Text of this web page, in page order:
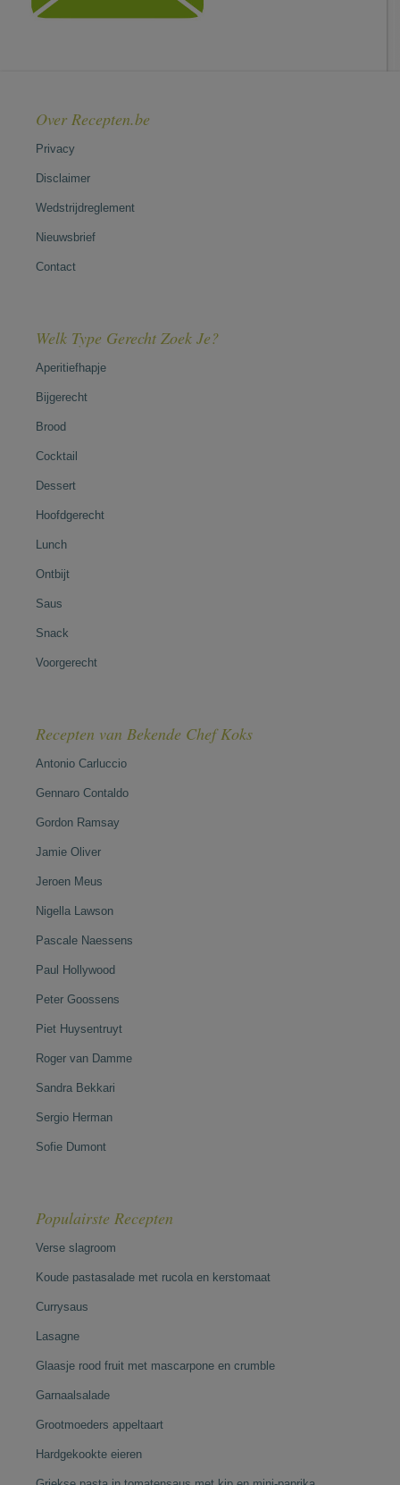
Over Recepten.be
Privacy
Disclaimer
Wedstrijdreglement
Nieuwsbrief
Contact
Welk Type Gerecht Zoek Je?
Aperitiefhapje
Bijgerecht
Brood
Cocktail
Dessert
Hoofdgerecht
Lunch
Ontbijt
Saus
Snack
Voorgerecht
Recepten van Bekende Chef Koks
Antonio Carluccio
Gennaro Contaldo
Gordon Ramsay
Jamie Oliver
Jeroen Meus
Nigella Lawson
Pascale Naessens
Paul Hollywood
Peter Goossens
Piet Huysentruyt
Roger van Damme
Sandra Bekkari
Sergio Herman
Sofie Dumont
Populairste Recepten
Verse slagroom
Koude pastasalade met rucola en kerstomaat
Currysaus
Lasagne
Glaasje rood fruit met mascarpone en crumble
Garnaalsalade
Grootmoeders appeltaart
Hardgekookte eieren